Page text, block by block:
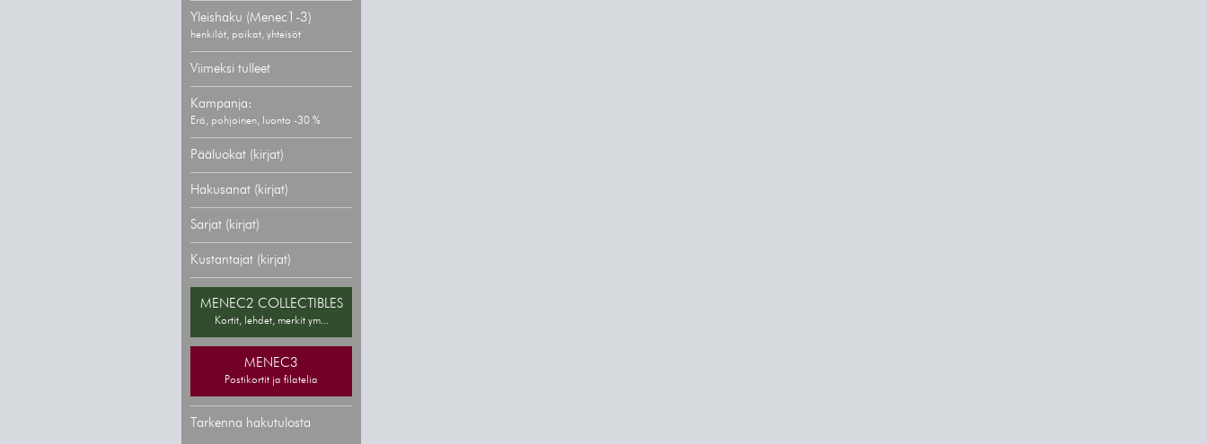
Yleishaku (Menec1-3)
henkilöt, paikat, yhteisöt
Viimeksi tulleet
Kampanja:
Erä, pohjoinen, luonto -30 %
Pääluokat (kirjat)
Hakusanat (kirjat)
Sarjat (kirjat)
Kustantajat (kirjat)
MENEC2 COLLECTIBLES
Kortit, lehdet, merkit ym...
MENEC3
Postikortit ja filatelia
Tarkenna hakutulosta